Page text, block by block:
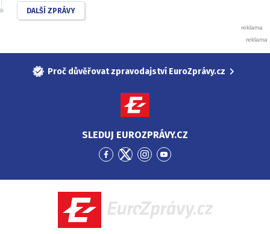
DALŠÍ ZPRÁVY
Proč důvěřovat zpravodajství EuroZprávy.cz
SLEDUJ EUROZPRÁVY.CZ
Přejít
Facebook
Přejít
Twitter
Přejít
Instagram
Přejít
YouTube
EuroZprávy.cz